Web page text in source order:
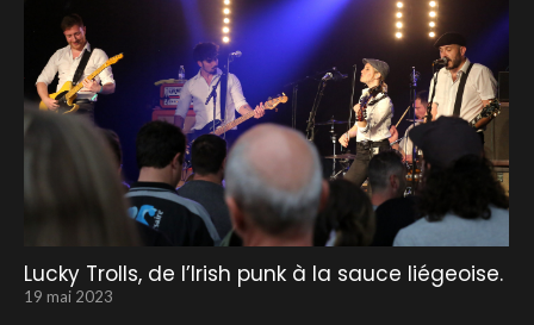
Lucky Trolls, de l’Irish punk à la sauce liégeoise.
19 mai 2023